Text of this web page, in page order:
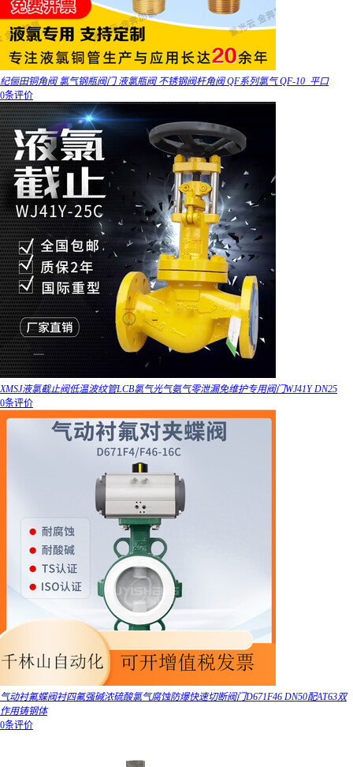
纪俪田铜角阀 氯气钢瓶阀门 液氯瓶阀 不锈钢阀杆角阀 QF系列氯气 QF-10_平口
0条评价
XMSJ液氯截止阀低温波纹管LCB氯气光气氨气零泄漏免维护专用阀门WJ41Y DN25
0条评价
气动衬氟蝶阀衬四氟强碱浓硫酸氯气腐蚀防爆快速切断阀门D671F46 DN50配AT63双
作用铸钢体
0条评价